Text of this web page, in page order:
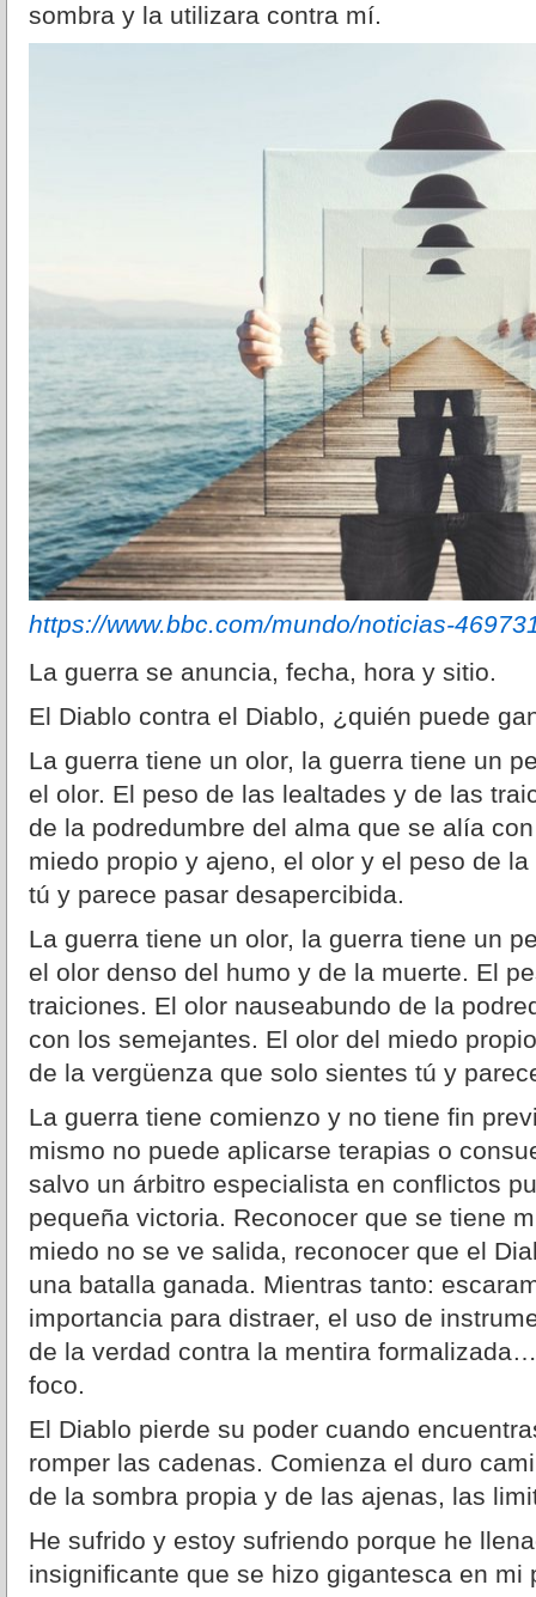
sombra y la utilizara contra mí.
https://www.bbc.com/mundo/noticias-
La guerra se anuncia, fecha, hora y sitio.
El Diablo contra el Diablo, ¿quién puede
La guerra tiene un olor, la guerra tiene un
el olor. El peso de las lealtades y de las
de la podredumbre del alma que se alía
miedo propio y ajeno, el olor y el peso de
tú y parece pasar desapercibida.
La guerra tiene un olor, la guerra tiene un
el olor denso del humo y de la muerte. El
traiciones. El olor nauseabundo de la
con los semejantes. El olor del miedo
de la vergüenza que solo sientes tú y
La guerra tiene comienzo y no tiene fin
mismo no puede aplicarse terapias o
salvo un árbitro especialista en conflictos
pequeña victoria. Reconocer que se tiene
miedo no se ve salida, reconocer que el
una batalla ganada. Mientras tanto:
importancia para distraer, el uso de
de la verdad contra la mentira
foco.
El Diablo pierde su poder cuando
romper las cadenas. Comienza el duro
de la sombra propia y de las ajenas, las
He sufrido y estoy sufriendo porque he
insignificante que se hizo gigantesca en mi